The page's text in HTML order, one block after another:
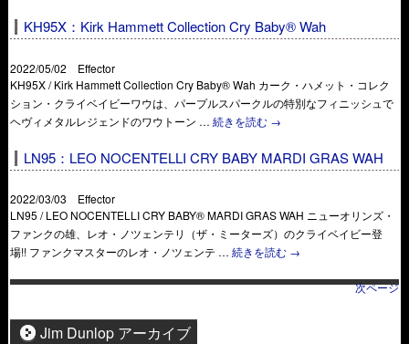
KH95X：Kirk Hammett Collection Cry Baby® Wah
2022/05/02 Effector
KH95X / Kirk Hammett Collection Cry Baby® Wah カーク・ハメット・コレク
ション・クライベイビーワウは、パープルスパークルの特別なフィニッシュで
ヘヴィメタルレジェンドのワウトーン …続きを読む →
LN95：LEO NOCENTELLI CRY BABY MARDI GRAS WAH
2022/03/03 Effector
LN95 / LEO NOCENTELLI CRY BABY® MARDI GRAS WAH ニューオリンズ・
ファンクの雄、レオ・ノツェンテリ（ザ・ミーターズ）のクライベイビー登
場!! ファンクマスターのレオ・ノツェンテ …続きを読む →
次ページ
Jim Dunlop アーカイブ